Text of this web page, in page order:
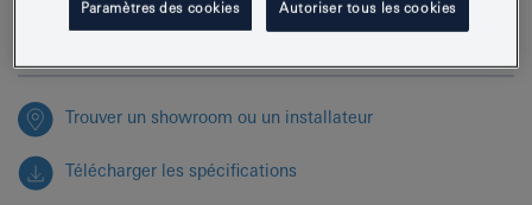
Trouver un showroom ou un installateur
Télécharger les spécifications
Paramètres des cookies Autoriser tous les cookies